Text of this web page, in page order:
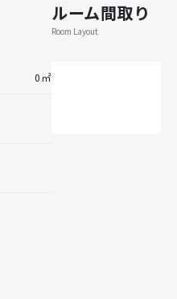
0㎡
ルーム間取り
Room Layout